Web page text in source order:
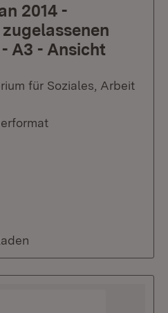
2014 -
A3 - Ansicht
für Soziales, Arbeit